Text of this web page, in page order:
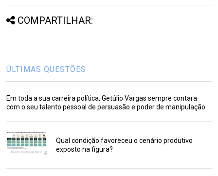
COMPARTILHAR:
ÚLTIMAS QUESTÕES
Em toda a sua carreira política, Getúlio Vargas sempre contara
com o seu talento pessoal de persuasão e poder de manipulação
Qual condição favoreceu o cenário produtivo
exposto na figura?